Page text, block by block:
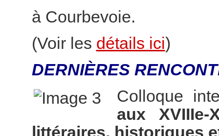
à Courbevoie.
(Voir les détails ici)
DERNIÈRES
Colloque
aux
littéraires, historiques